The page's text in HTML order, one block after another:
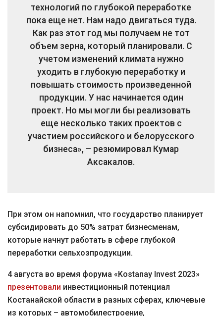
технологий по глубокой переработке
пока еще нет. Нам надо двигаться туда.
Как раз этот год мы получаем не тот
объем зерна, который планировали. С
учетом изменений климата нужно
уходить в глубокую переработку и
повышать стоимость произведенной
продукции. У нас начинается один
проект. Но мы могли бы реализовать
еще несколько таких проектов с
участием российского и белорусского
бизнеса», – резюмировал Кумар
Аксакалов.
При этом он напомнил, что государство планирует
субсидировать до 50% затрат бизнесменам,
которые начнут работать в сфере глубокой
переработки сельхозпродукции.
4 августа во время форума «Kostanay Invest 2023»
презентовали инвестиционный потенциал
Костанайской области в разных сферах, ключевые
из которых – автомобилестроение,